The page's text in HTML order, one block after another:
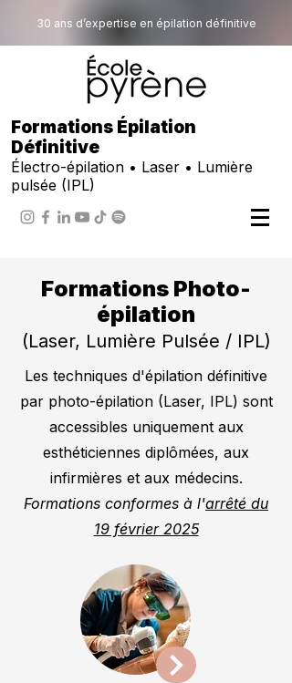
30 ans d’expertise en épilation définitive
Formations Épilation
Définitive
Électro-épilation • Laser • Lumière
pulsée (IPL)
Formations Photo-
épilation
(Laser, Lumière Pulsée / IPL)
Les techniques d'épilation définitive
par photo-épilation (Laser, IPL) sont
accessibles uniquement aux
esthéticiennes diplômées, aux
infirmières et aux médecins.
Formations conformes à l'arrêté du
19 février 2025